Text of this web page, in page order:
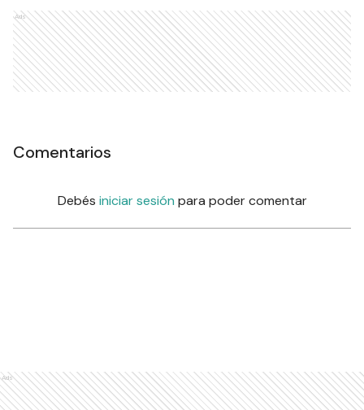
Ads
Comentarios
Debés iniciar sesión para poder comentar
Ads